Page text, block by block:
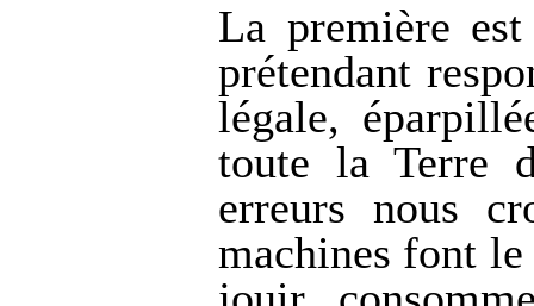
La première
prétendant
légale,
toute la Terre
erreurs nous
machines font